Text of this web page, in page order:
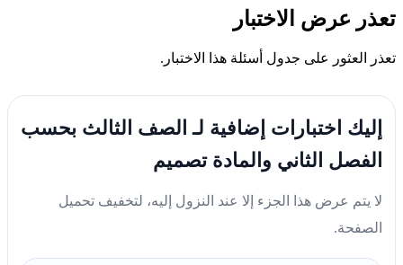
تعذر عرض الاختبار
تعذر العثور على جدول أسئلة هذا الاختبار.
إليك اختبارات إضافية لـ الصف الثالث بحسب
الفصل الثاني والمادة تصميم
لا يتم عرض هذا الجزء إلا عند النزول إليه، لتخفيف تحميل
الصفحة.